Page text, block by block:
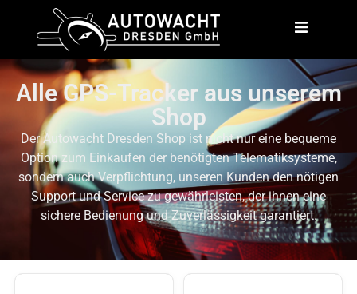
Alle GPS-Tracker aus unserem
Shop
Der Autowacht Dresden Shop ist nicht nur eine bequeme
Option zum Einkaufen der benötigten Telematiksysteme,
sondern auch Verpflichtung, unseren Kunden den nötigen
Support und Service zu gewährleisten, der ihnen eine
sichere Bedienung und Zuverlässigkeit garantiert.